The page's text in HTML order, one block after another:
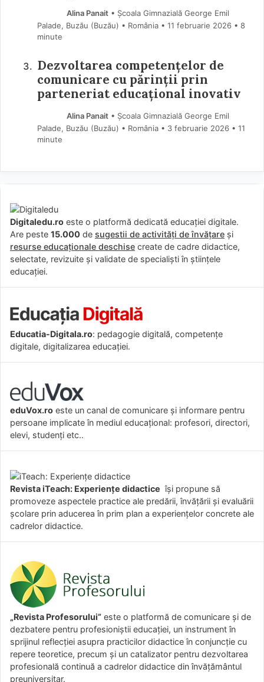
Alina Panait• Școala Gimnazială George Emil
Palade, Buzău (Buzău) • România
11 februarie 2026 • 8
minute
Dezvoltarea competențelor de
comunicare cu părinții prin
parteneriat educațional inovativ
Alina Panait• Școala Gimnazială George Emil
Palade, Buzău (Buzău) • România
3 februarie 2026 • 11
minute
Digitaledu.ro este o platformă dedicată educației digitale.
Are peste 15.000 de sugestii de activități de învățare și
resurse educaționale deschise create de cadre didactice,
selectate, revizuite și validate de specialiști în științele
educației.
Educatia-Digitala.ro: pedagogie digitală, competențe
digitale, digitalizarea educației.
eduVox.ro este un canal de comunicare și informare pentru
persoane implicate în mediul educațional: profesori, directori,
elevi, studenți etc..
Revista iTeach: Experienţe didactice îşi propune să
promoveze aspectele practice ale predării, învăţării şi evaluării
şcolare prin aducerea în prim plan a experienţelor concrete ale
cadrelor didactice.
„Revista Profesorului” este o platformă de comunicare și de
dezbatere pentru profesioniștii educației, un instrument în
sprijinul reflecției asupra practicilor didactice în conjuncție cu
repere teoretice, precum și un catalizator pentru dezvoltarea
profesională continuă a cadrelor didactice din învățământul
preuniversitar.